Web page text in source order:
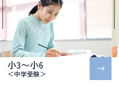
小3〜小6
＜中学受験＞